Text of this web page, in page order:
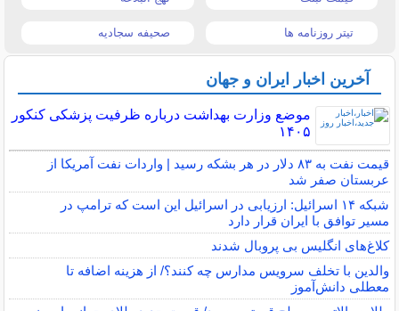
تیتر روزنامه ها صحیفه سجادیه
آخرین اخبار ایران و جهان
موضع وزارت بهداشت درباره ظرفیت پزشکی کنکور
۱۴۰۵
قیمت نفت به ۸۳ دلار در هر بشکه رسید | واردات نفت آمریکا از
عربستان صفر شد
شبکه ۱۴ اسرائیل: ارزیابی در اسرائیل این است که ترامپ در
مسیر توافق با ایران قرار دارد
کلاغ‌های انگلیس بی پروبال شدند
والدین با تخلف سرویس مدارس چه کنند؟/ از هزینه اضافه تا
معطلی دانش‌آموز